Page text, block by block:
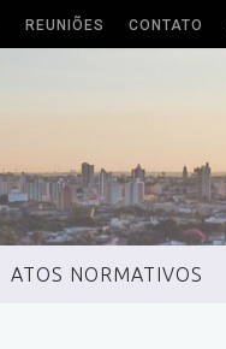
REUNIÕES CONTATO
ATOS NORMATIVOS